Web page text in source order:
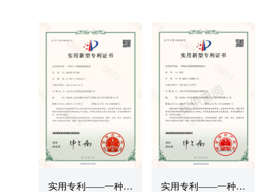
实用专利——一种用
实用专利——一种稳